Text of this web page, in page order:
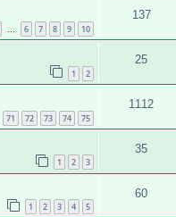
… 6 7 8 9 10
137
1 2
25
71 72 73 74 75
1112
1 2 3
35
1 2 3 4 5
60